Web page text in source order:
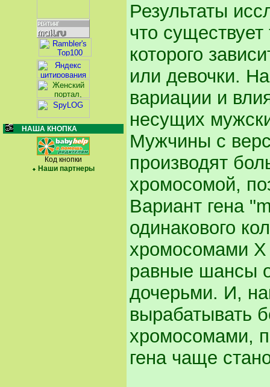
НАША КНОПКА
Код кнопки
Наши партнеры
Результаты
что
которого
или девочки.
вариации и
несущих
Мужчины с
производят
хромосомой,
Вариант гена
одинакового
хромосомами X
равные шансы
дочерьми. И,
вырабатывать
хромосомами,
гена чаще